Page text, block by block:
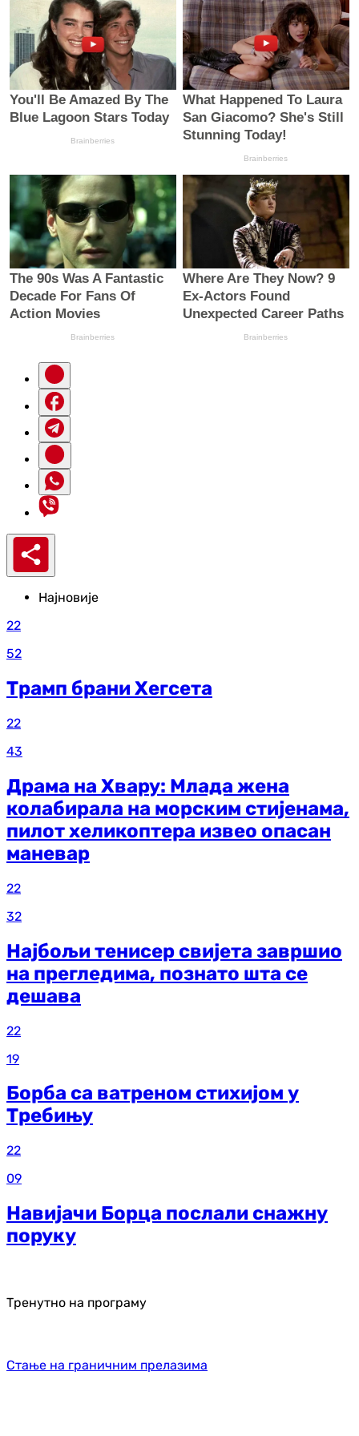
Најновије
22
52
Трамп брани Хегсета
22
43
Драма на Хвару: Млада жена
колабирала на морским стијенама,
пилот хеликоптера извео опасан
маневар
22
32
Најбољи тенисер свијета завршио
на прегледима, познато шта се
дешава
22
19
Борба са ватреном стихијом у
Требињу
22
09
Навијачи Борца послали снажну
поруку
Тренутно на програму
Стање на граничним прелазима